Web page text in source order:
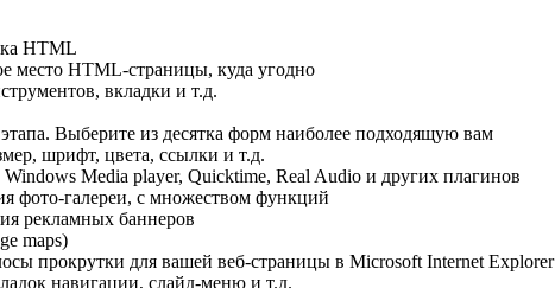
HTML
место HTML-страницы, куда угодно
вкладки и т.д.
Выберите из десятка форм наиболее подходящую вам
шрифт, цвета, ссылки и т.д.
Media player, Quicktime, Real Audio и других плагинов
фото-галереи, с множеством функций
рекламных баннеров
maps)
прокрутки для вашей веб-страницы в Microsoft Internet Explorer
навигации, слайд-меню и т.д.